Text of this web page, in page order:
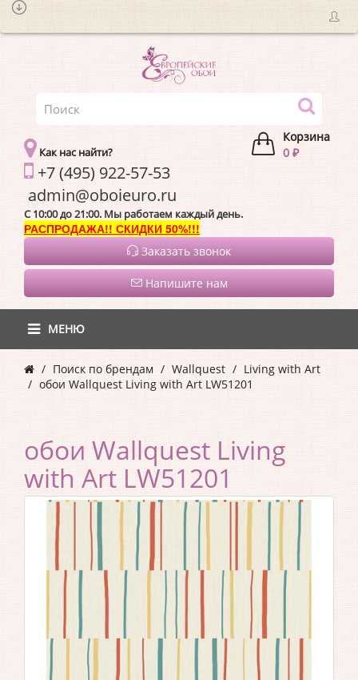
Корзина
0 ₽
Как нас найти?
+7 (495) 922-57-53
C 10:00 до 21:00. Мы работаем каждый день.
РАСПРОДАЖА!! СКИДКИ 50%!!!
Заказать звонок
Напишите нам
МЕНЮ
Поиск по брендам Wallquest
Living with Art
обои Wallquest Living with Art LW51201
обои Wallquest Living
with Art LW51201